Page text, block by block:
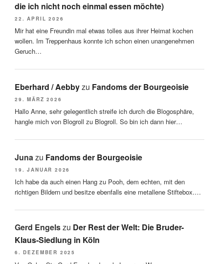
die ich nicht noch einmal essen möchte)
22. APRIL 2026
Mir hat eine Freundin mal etwas tolles aus ihrer Heimat kochen
wollen. Im Treppenhaus konnte ich schon einen unangenehmen
Geruch…
Eberhard / Aebbyzu Fandoms der Bourgeoisie
29. MÄRZ 2026
Hallo Anne, sehr gelegentlich streife ich durch die Blogosphäre,
hangle mich von Blogroll zu Blogroll. So bin ich dann hier…
Juna zu Fandoms der Bourgeoisie
19. JANUAR 2026
Ich habe da auch einen Hang zu Pooh, dem echten, mit den
richtigen Bildern und besitze ebenfalls eine metallene Stiftebox.…
Gerd Engelszu Der Rest der Welt: Die Bruder-
Klaus-Siedlung in Köln
6. DEZEMBER 2025